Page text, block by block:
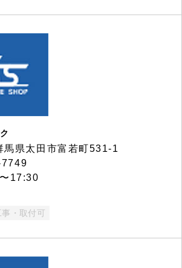
県太田市富若町531-1
17:30
事・取付可